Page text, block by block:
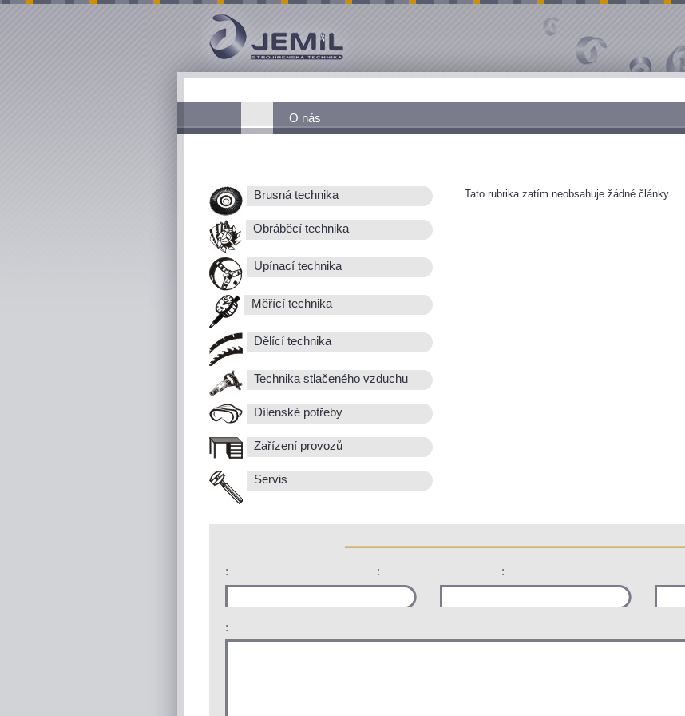
O nás
Brusná technika
Obráběcí technika
Upínací technika
Měřící technika
Dělící technika
Technika stlačeného vzduchu
Dílenské potřeby
Zařízení provozů
Servis
Tato rubrika zatím neobsahuje žádné články.
: : :
: